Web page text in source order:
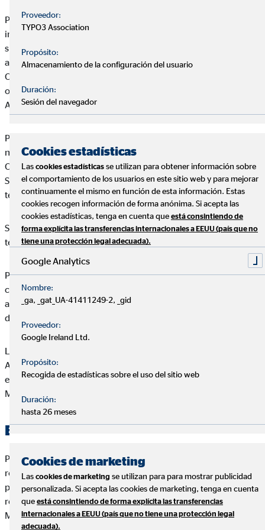
Pedro José Martin Moreno es el titular de la página web:
informa de que el acceso y uso de la página y todos los
subdominios y directorios incluidos bajo la misma (en
adelante, conjuntamente denominados como el “Web de
OVB”), así como los servicios que a través de él se puedan
obtener, están sujetos a los términos que se detallan en este
Aviso Legal.
Por ello, si las consideraciones detalladas en este Aviso Legal
no son de su conformidad, rogamos no haga uso del Portal de
OVB, ya que cualquier uso que haga del mismo o de los
Servicios en él incluidos implicará la aceptación de los
términos legales recogidos en este texto.
Servicios en él incluidos implicará la aceptación de los
términos legales recogidos en este texto.
Pedro José Martin Moreno se reserva el derecho a realizar
cambios en el Web de sin previo aviso, con el objeto de
actualizar, corregir, modificar, añadir o eliminar los contenidos
del Web de Pedro José Martin Moreno o de su diseño.
Las condiciones y términos que se recogen en el presente
Aviso Legal pueden variar, por lo que le invitamos a que revise
estos términos cuando visite de nuevo el Web de Pedro José
Martin Moreno.
Exclusión de responsabilidad
Pedro José Martin Moreno excluye sin reservas toda
responsabilidad por pérdidas o daños de cualquier tipo, ya sea
por daños directos, indirectos o resultantes, que puedan
resultar del uso o del acceso al Web de Pedro José Martin
Moreno.
Proveedor:
TYPO3 Association
Propósito:
Almacenamiento de la configuración del usuario
Duración:
Sesión del navegador
Cookies estadísticas
Las cookies estadísticas se utilizan para obtener información sobre
el comportamiento de los usuarios en este sitio web y para mejorar
continuamente el mismo en función de esta información. Estas
cookies recogen información de forma anónima. Si acepta las
cookies estadísticas, tenga en cuenta que está consintiendo de
forma explícita las transferencias internacionales a EEUU (país que no
tiene una protección legal adecuada).
Google Analytics
Nombre:
_ga, _gat_UA-41411249-2, _gid
Proveedor:
Google Ireland Ltd.
Propósito:
Recogida de estadísticas sobre el uso del sitio web
Duración:
hasta 26 meses
Cookies de marketing
Las cookies de marketing se utilizan para para mostrar publicidad
personalizada. Si acepta las cookies de marketing, tenga en cuenta
que está consintiendo de forma explícita las transferencias
internacionales a EEUU (país que no tiene una protección legal
adecuada).